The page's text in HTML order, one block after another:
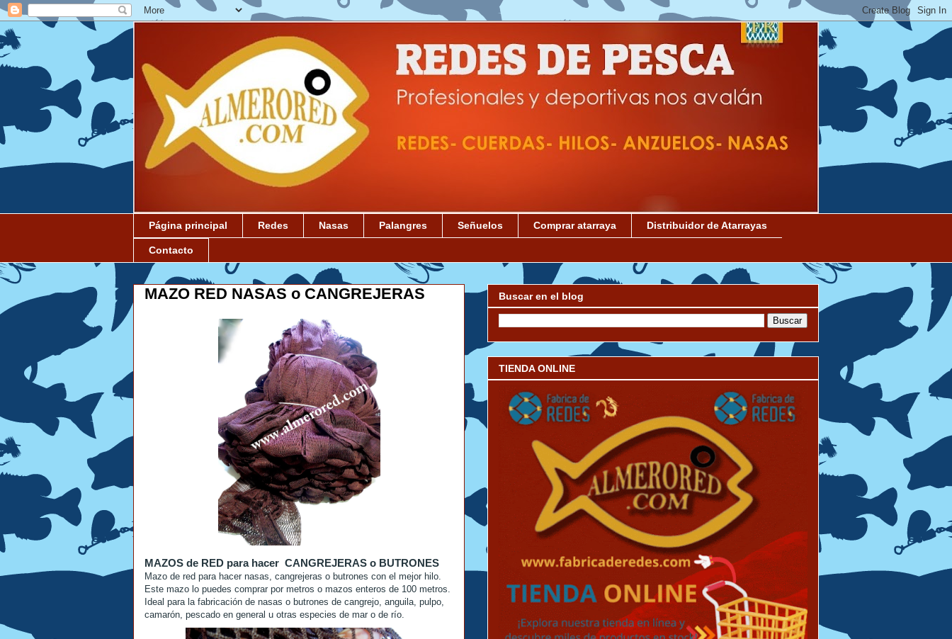
Página principal Redes Nasas Palangres Señuelos Comprar atarraya Distribuidor de Atarrayas
Contacto
MAZO RED NASAS o CANGREJERAS
MAZOS de RED para hacer CANGREJERAS o BUTRONES
Mazo de red para hacer nasas, cangrejeras o butrones con el mejor hilo.
Este mazo lo puedes comprar por metros o mazos enteros de 100 metros.
Ideal para la fabricación de nasas o butrones de cangrejo, anguila, pulpo,
camarón, pescado en general u otras especies de mar o de río.
Buscar en el blog
TIENDA ONLINE